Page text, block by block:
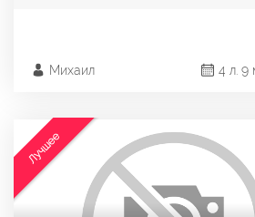
4 л. 9
Михаил
Лучшее